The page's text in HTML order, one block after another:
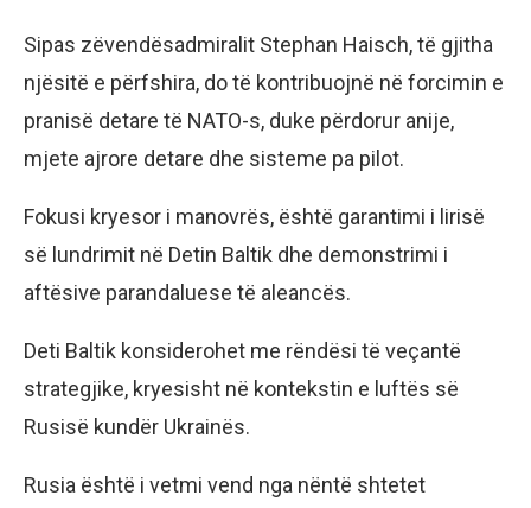
Sipas zëvendësadmiralit Stephan Haisch, të gjitha
njësitë e përfshira, do të kontribuojnë në forcimin e
pranisë detare të NATO-s, duke përdorur anije,
mjete ajrore detare dhe sisteme pa pilot.
Fokusi kryesor i manovrës, është garantimi i lirisë
së lundrimit në Detin Baltik dhe demonstrimi i
aftësive parandaluese të aleancës.
Deti Baltik konsiderohet me rëndësi të veçantë
strategjike, kryesisht në kontekstin e luftës së
Rusisë kundër Ukrainës.
Rusia është i vetmi vend nga nëntë shtetet